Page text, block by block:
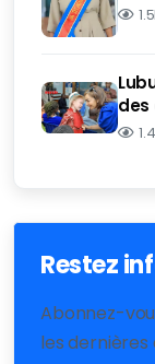
des
Restez
Abonnez-
les dernières